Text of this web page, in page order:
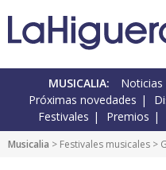
MUSICALIA: Noticias
Próximas novedades
Festivales
Premios
Musicalia > Festivales musicales >